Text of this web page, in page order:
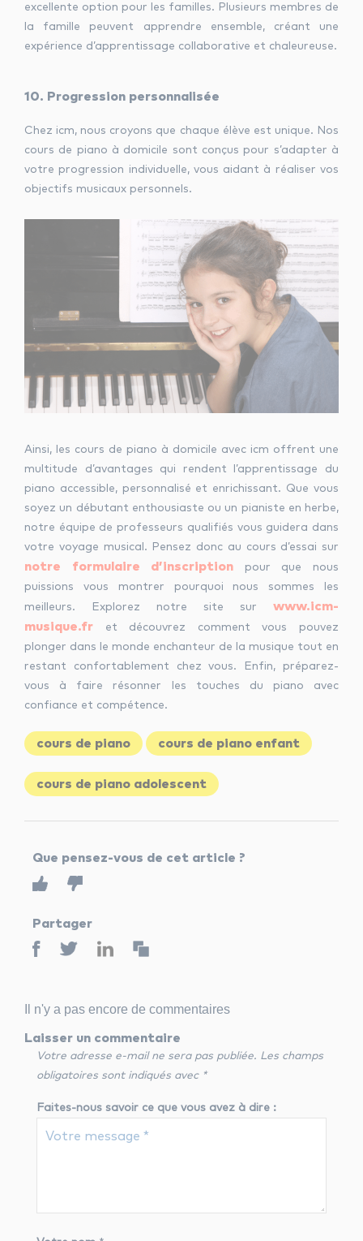
excellente option pour les familles. Plusieurs membres de
la famille peuvent apprendre ensemble, créant une
expérience d’apprentissage collaborative et chaleureuse.
10. Progression personnalisée
Chez icm, nous croyons que chaque élève est unique. Nos
cours de piano à domicile sont conçus pour s’adapter à
votre progression individuelle, vous aidant à réaliser vos
objectifs musicaux personnels.
Ainsi, les cours de piano à domicile avec icm offrent une
multitude d’avantages qui rendent l’apprentissage du
piano accessible, personnalisé et enrichissant. Que vous
soyez un débutant enthousiaste ou un pianiste en herbe,
notre équipe de professeurs qualifiés vous guidera dans
votre voyage musical. Pensez donc au cours d’essai sur
notre formulaire d’inscription pour que nous
puissions vous montrer pourquoi nous sommes les
meilleurs. Explorez notre site sur www.icm-
musique.fr et découvrez comment vous pouvez
plonger dans le monde enchanteur de la musique tout en
restant confortablement chez vous. Enfin, préparez-
vous à faire résonner les touches du piano avec
confiance et compétence.
cours de piano cours de piano enfant
cours de piano adolescent
Que pensez-vous de cet article ?
Partager
Il n'y a pas encore de commentaires
Laisser un commentaire
Votre adresse e-mail ne sera pas publiée. Les champs
obligatoires sont indiqués avec *
Faites-nous savoir ce que vous avez à dire :